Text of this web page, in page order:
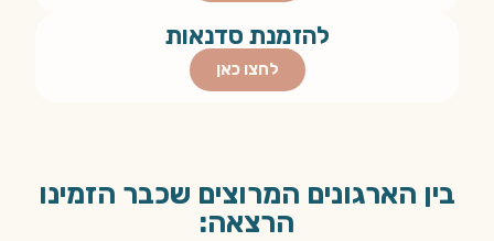
להזמנת סדנאות
לחצו כאן
בין הארגונים המרוצים שכבר הזמינו
הרצאה: